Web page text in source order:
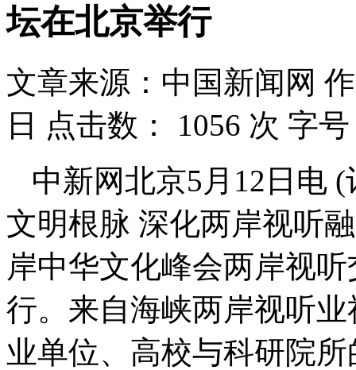
坛在北京举行
文章来源：中国新闻网
日 点击数： 1056 次 字
中新网北京5月12日电
文明根脉 深化两岸视听
岸中华文化峰会两岸视
行。来自海峡两岸视听
业单位、高校与科研院